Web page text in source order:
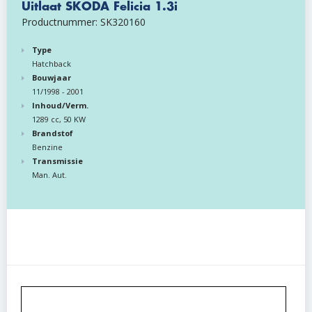
Uitlaat SKODA Felicia 1.3i
Productnummer: SK320160
Type
Hatchback
Bouwjaar
11/1998 - 2001
Inhoud/Verm.
1289 cc, 50 KW
Brandstof
Benzine
Transmissie
Man. Aut.